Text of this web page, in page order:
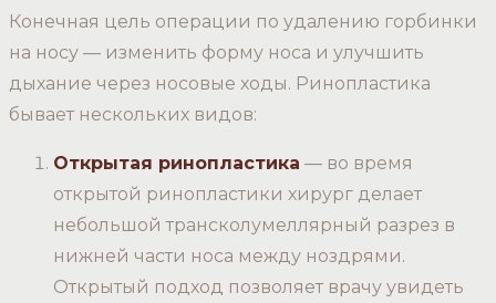
Конечная цель операции по удалению горбинки
на носу — изменить форму носа и улучшить
дыхание через носовые ходы. Ринопластика
бывает нескольких видов:
Открытая ринопластика — во время
открытой ринопластики хирург делает
небольшой трансколумеллярный разрез в
нижней части носа между ноздрями.
Открытый подход позволяет врачу увидеть